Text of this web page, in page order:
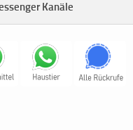
Kanäle